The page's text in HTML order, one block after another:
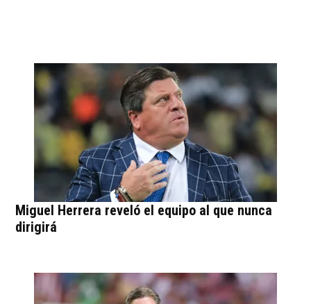
Miguel Herrera reveló el equipo al que nunca
dirigirá